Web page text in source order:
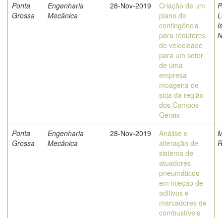
Ponta
Grossa
Engenharia
Mecânica
28-Nov-2019
Criação de um
plano de
contingência
para redutores
de velocidade
para um setor
de uma
empresa
moageira de
soja da região
dos Campos
Gerais
Ponta
Grossa
Engenharia
Mecânica
28-Nov-2019
Análise e
alteração de
sistema de
atuadores
pneumáticos
em injeção de
aditivos e
marcadores de
combustíveis